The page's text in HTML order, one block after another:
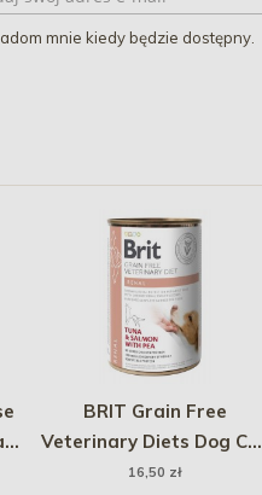
mnie kiedy będzie dostępny.
BRIT Grain Free
Veterinary Diets Dog Can
Renal 400g
16,50 zł